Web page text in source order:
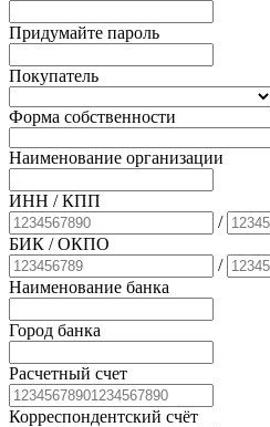
Придумайте пароль
Покупатель
Форма собственности
Наименование организации
ИНН / КПП
/
БИК / ОКПО
/
Наименование банка
Город банка
Расчетный счет
Корреспондентский счёт